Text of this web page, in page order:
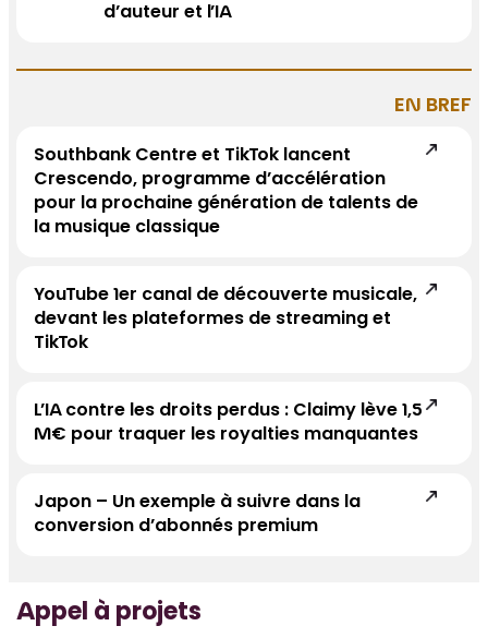
d’auteur et l’IA
EN BREF
Southbank Centre et TikTok lancent
Crescendo, programme d’accélération
pour la prochaine génération de talents de
la musique classique
YouTube 1er canal de découverte musicale,
devant les plateformes de streaming et
TikTok
L’IA contre les droits perdus : Claimy lève 1,5
M€ pour traquer les royalties manquantes
Japon – Un exemple à suivre dans la
conversion d’abonnés premium
Appel à projets